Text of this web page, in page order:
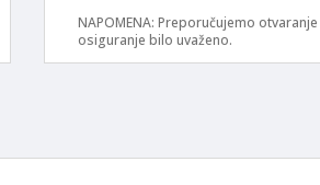
NAPOMENA: Preporučujemo
osiguranje bilo uvaženo.